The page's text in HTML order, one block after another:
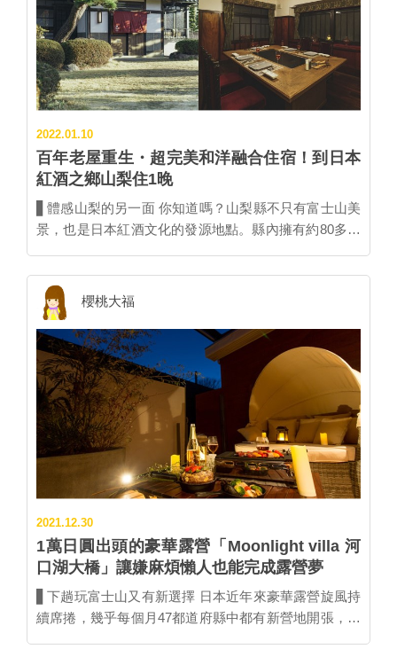
景溫泉，愛泡溫泉的你，快將這些地方收編至旅行清單
吧 •̀.̫•́✧ TOP 1 星空溫泉 ▌長野 Yurui之宿惠山 星海
下泡湯的首選！「Yurui之宿惠山」位於能夠看見日本最
美星空的阿智村，是一間可享用傳統圍爐裏料理、享受
美人湯的日式溫泉旅館。這裡不但能遠眺晝神溫泉鄉、
南信州群山，夜晚抬頭便是滿天星斗，超浪漫！ 長野
Yurui之宿惠山（ユルイの宿 恵山） 交通：JR飯田站／
JR天龍峽站搭乘免費接駁巴士前往（需事先預約） ▌山
梨 Hottarakashi溫泉 海拔...
2022.01.10
百年老屋重生・超完美和洋融合住宿！到日本
紅酒之鄉山梨住1晚
▋體感山梨的另一面 你知道嗎？山梨縣不只有富士山美
景，也是日本紅酒文化的發源地點。縣內擁有約80多間
民家Rufu蔦之家」出發車程只要5分鐘就能抵達，最適
合安排一趟深度玩山梨的紅酒之旅！ ▲古民家Rufu蔦之
家於2021年12／25開幕。 圖：株式会社るうふ／提供
主打日式、西洋雙重風情相容的「古民家Rufu蔦之家」
曾經是日本知名企業家小佐野賢治的老家，整頓後成為
住宿設施重新開放。最多容納8人同住，搭配鐵板燒創
意料理的1泊2食方案，每人30,800日圓起（只含早餐則
為26,200日圓起）。 ▲外觀為日式建築，內部卻有裝潢
華麗的餐廳等洋派空間。 圖：株式会社るうふ／提供
▲同時也具備榻榻米與日式拉門等，一趟住宿就能感受
雙重風情。 圖：株式会社るうふ／提供 ▋嘗山梨紅酒
棟設施都有結合當地文化的獨特體驗。「古民家Rufu蔦
之家」推出試飲使用山梨縣產甲州葡萄釀造的3款美
酒、前往酒莊體驗酒標DIY或使用日式茶杯來品味紅酒
等，讓住客感受彷彿穿梭回釀酒產業興起的初期。 ※未
成年請勿飲酒。飲酒過量，有礙健康。 ▲喝紅酒不用高
櫻桃大福
2021.12.30
1萬日圓出頭的豪華露營「Moonlight villa 河
口湖大橋」讓嫌麻煩懶人也能完成露營夢
▋下趟玩富士山又有新選擇 日本近年來豪華露營旋風持
續席捲，幾乎每個月47都道府縣中都有新營地開張，在